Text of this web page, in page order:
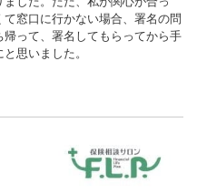
窓口に行かない場合、署名の問
って、署名してもらってから手
思いました。